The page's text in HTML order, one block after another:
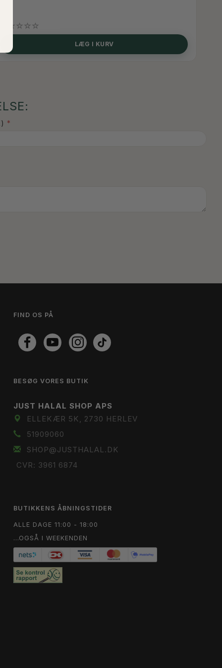
LÆG I KURV
FIND OS PÅ
BESØG VORES BUTIK
JUST HALAL SHOP APS
ELLEKÆR 5K, 2730 HERLEV
51909060
SHOP@JUSTHALAL.DK
CVR: 3961 6874
BUTIKKENS ÅBNINGSTIDER
ALLE DAGE 11:00 - 18:00
...OGSÅ I WEEKENDEN